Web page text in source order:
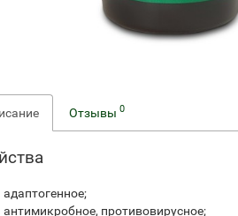
Отзывы 0
адаптогенное;
антимикробное, противовирусное;